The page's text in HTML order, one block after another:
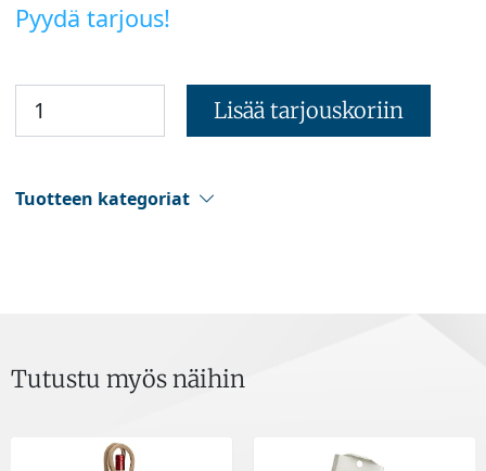
Pyydä tarjous!
Lisää tarjouskoriin
Tuotteen kategoriat
Tutustu myös näihin